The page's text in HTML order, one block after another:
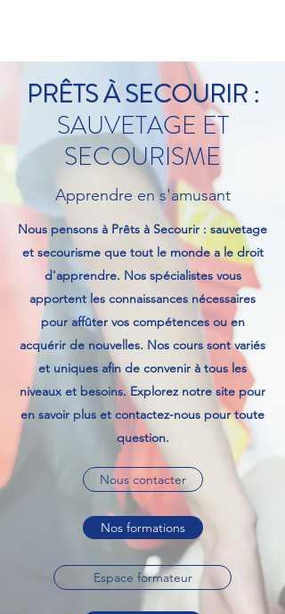
PRÊTS À SECOURIR :
SAUVETAGE ET
SECOURISME
Apprendre en s'amusant
Nous pensons à Prêts à Secourir : sauvetage
et secourisme que tout le monde a le droit
d'apprendre. Nos spécialistes vous
apportent les connaissances nécessaires
pour affûter vos compétences ou en
acquérir de nouvelles. Nos cours sont variés
et uniques afin de convenir à tous les
niveaux et besoins. Explorez notre site pour
en savoir plus et contactez-nous pour toute
question.
Nous contacter
Nos formations
Espace formateur